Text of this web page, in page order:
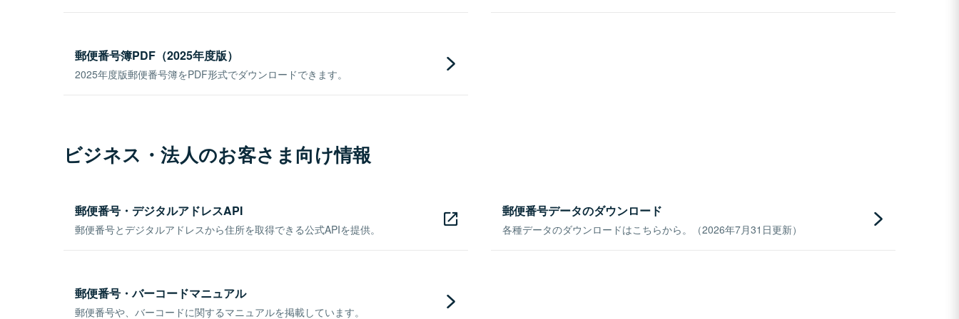
郵便番号簿PDF（2025年度版）
2025年度版郵便番号簿をPDF形式でダウンロードできます。
ビジネス・法人のお客さま向け情報
郵便番号・デジタルアドレスAPI
郵便番号とデジタルアドレスから住所を取得できる公式APIを提供。
郵便番号データのダウンロード
各種データのダウンロードはこちらから。（2026年7月31日更新）
郵便番号・バーコードマニュアル
郵便番号や、バーコードに関するマニュアルを掲載しています。